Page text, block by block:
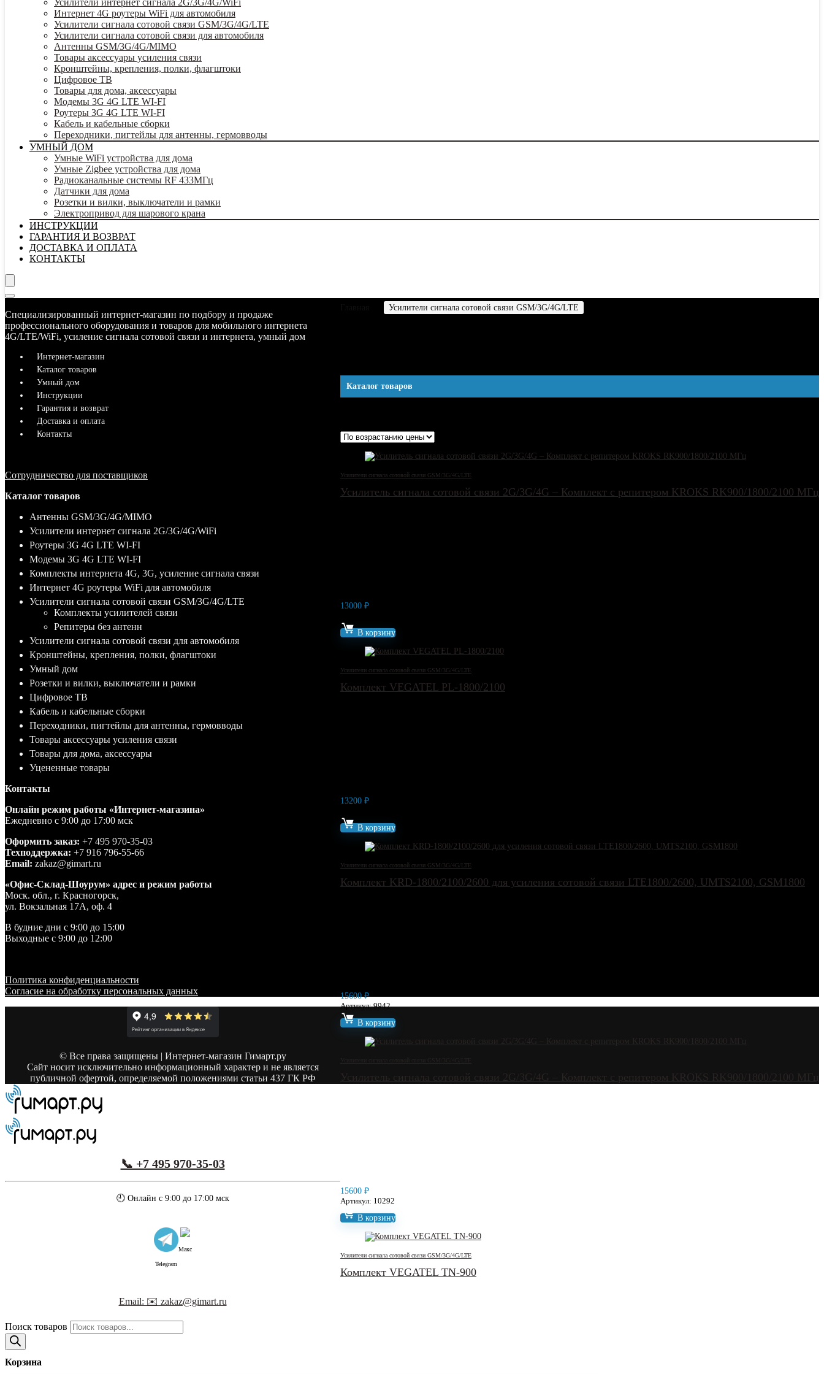
Усилители интернет сигнала 2G/3G/4G/WiFi
Интернет 4G роутеры WiFi для автомобиля
Усилители сигнала сотовой связи GSM/3G/4G/LTE
Усилители сигнала сотовой связи для автомобиля
Антенны GSM/3G/4G/MIMO
Товары аксессуары усиления связи
Кронштейны, крепления, полки, флагштоки
Цифровое ТВ
Товары для дома, аксессуары
Модемы 3G 4G LTE WI-FI
Роутеры 3G 4G LTE WI-FI
Кабель и кабельные сборки
Переходники, пигтейлы для антенны, гермовводы
УМНЫЙ ДОМ
Умные WiFi устройства для дома
Умные Zigbee устройства для дома
Радиоканальные системы RF 433МГц
Датчики для дома
Розетки и вилки, выключатели и рамки
Электропривод для шарового крана
ИНСТРУКЦИИ
ГАРАНТИЯ И ВОЗВРАТ
ДОСТАВКА И ОПЛАТА
КОНТАКТЫ
Усилители сигнала сотовой связи GSM/3G/4G/LTE
Каталог товаров
Усилители сигнала сотовой связи GSM/3G/4G/LTE
Усилитель сигнала сотовой связи 2G/3G/4G – Комплект с репитером KROKS RK900/1800/2100 МГц
13000 ₽
В корзину
Усилители сигнала сотовой связи GSM/3G/4G/LTE
Комплект VEGATEL PL-1800/2100
13200 ₽
В корзину
Усилители сигнала сотовой связи GSM/3G/4G/LTE
Комплект KRD-1800/2100/2600 для усиления сотовой связи LTE1800/2600, UMTS2100, GSM1800
15600₽
Артикул: 9942
В корзину
Усилители сигнала сотовой связи GSM/3G/4G/LTE
Усилитель сигнала сотовой связи 2G/3G/4G – Комплект с репитером KROKS RK900/1800/2100 МГц
15600 ₽
Артикул: 10292
В корзину
Усилители сигнала сотовой связи GSM/3G/4G/LTE
Комплект VEGATEL TN-900
Специализированный интернет-магазин по подбору и продаже
профессионального оборудования и товаров для мобильного интернета
4G/LTE/WiFi, усиление сигнала сотовой связи и интернета, умный дом
Интернет-магазин
Каталог товаров
Умный дом
Инструкции
Гарантия и возврат
Доставка и оплата
Контакты
Сотрудничество для поставщиков
Каталог товаров
Антенны GSM/3G/4G/MIMO
Усилители интернет сигнала 2G/3G/4G/WiFi
Роутеры 3G 4G LTE WI-FI
Модемы 3G 4G LTE WI-FI
Комплекты интернета 4G, 3G, усиление сигнала связи
Интернет 4G роутеры WiFi для автомобиля
Усилители сигнала сотовой связи GSM/3G/4G/LTE
Комплекты усилителей связи
Репитеры без антенн
Усилители сигнала сотовой связи для автомобиля
Кронштейны, крепления, полки, флагштоки
Умный дом
Розетки и вилки, выключатели и рамки
Цифровое ТВ
Кабель и кабельные сборки
Переходники, пигтейлы для антенны, гермовводы
Товары аксессуары усиления связи
Товары для дома, аксессуары
Уцененные товары
Контакты
Онлайн режим работы «Интернет-магазина»
Ежедневно с 9:00 до 17:00 мск
Оформить заказ: +7 495 970-35-03
Техподдержка: +7 916 796-55-66
Email: zakaz@gimart.ru
«Офис-Склад-Шоурум» адрес и режим работы
Моск. обл., г. Красногорск,
ул. Вокзальная 17А, оф. 4
В будние дни с 9:00 до 15:00
Выходные с 9:00 до 12:00
Политика конфиденциальности
Согласие на обработку персональных данных
© Все права защищены | Интернет-магазин Гимарт.ру
Сайт носит исключительно информационный характер и не является
публичной офертой, определяемой положениями статьи 437 ГК РФ
📞 +7 495 970-35-03
🕘 Онлайн с 9:00 до 17:00 мск
Telegram
Макс
Email: ✉️ zakaz@gimart.ru
Поиск товаров
Корзина